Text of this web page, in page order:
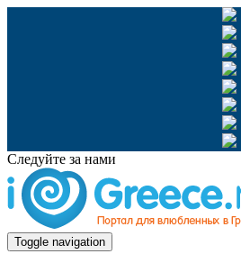
Следуйте за нами
Toggle navigation